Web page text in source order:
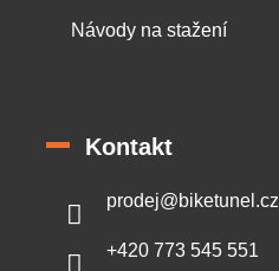
Návody na stažení
Kontakt
prodej@biketunel.cz
+420 773 545 551